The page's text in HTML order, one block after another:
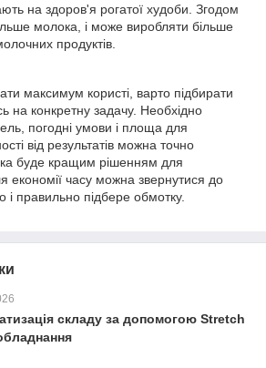
на здоров'я рогатої худоби. Згодом
молока, і може виробляти більше
продуктів.
максимум користі, варто підбирати
на конкретну задачу. Необхідно
погодні умови і площа для
від результатів можна точно
буде кращим рішенням для
економії часу можна звернутися до
і правильно підбере обмотку.
складу за допомогою Stretch